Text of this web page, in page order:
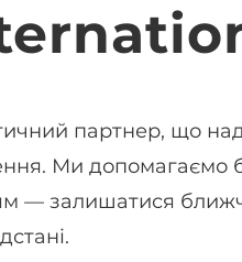
партнер, що
Ми допомагаємо
— залишатися